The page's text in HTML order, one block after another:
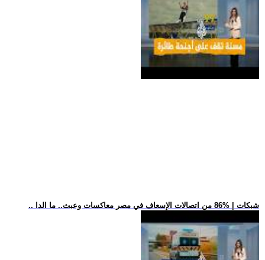
.. شبكات | %86 من اتصالات الإسعاف في مصر معاكسات وعبث.. ما الدا